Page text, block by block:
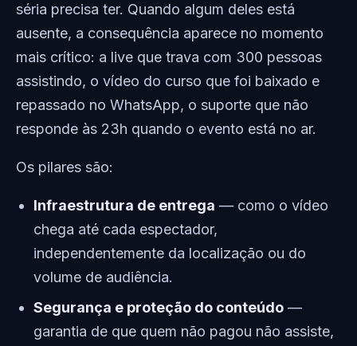
séria precisa ter. Quando algum deles está
ausente, a consequência aparece no momento
mais crítico: a live que trava com 300 pessoas
assistindo, o vídeo do curso que foi baixado e
repassado no WhatsApp, o suporte que não
responde às 23h quando o evento está no ar.
Os pilares são:
Infraestrutura de entrega — como o vídeo
chega até cada espectador,
independentemente da localização ou do
volume de audiência.
Segurança e proteção do conteúdo —
garantia de que quem não pagou não assiste,